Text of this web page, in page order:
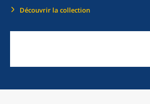
Découvrir la collection